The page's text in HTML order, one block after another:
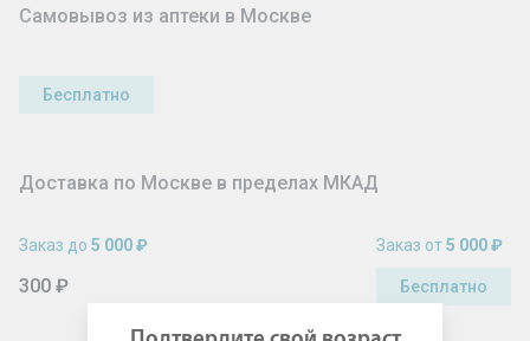
Самовывоз из аптеки в Москве
Бесплатно
Доставка по Москве в пределах МКАД
Заказ до 5 000 ₽
300 ₽
Заказ от5 000 ₽
Бесплатно